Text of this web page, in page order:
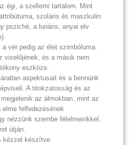
égi, a szellemi tartalom. Mint
szoláris és maszkulin
psziché, a lunáris, anyai elv
vér pedig az élet szimbóluma.
viselőjének, és a másik nem
eszköze.
aspektusait és a bennünk
A titokzatosság és az
az álmokban, mint az
felfedezésének
nézzünk szembe félelmeinkkel,
útján.
kézzel készítve.